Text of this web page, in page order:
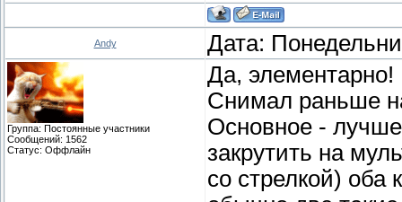
Andy Дата:
Группа: Постоянные участники
Сообщений: 1562
Статус: Оффлайн
Да, элементарно!
Снимал раньше
Основное - лучше
закрутить на
со стрелкой) оба